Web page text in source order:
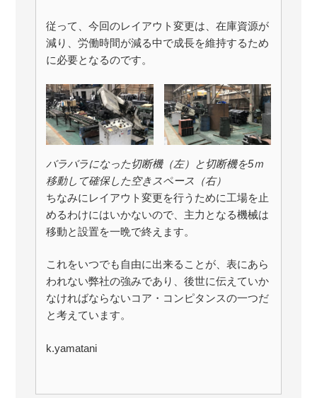
従って、今回のレイアウト変更は、在庫資源が
減り、労働時間が減る中で成長を維持するため
に必要となるのです。
バラバラになった切断機（左）と切断機を5ｍ
移動して確保した空きスペース（右）
ちなみにレイアウト変更を行うために工場を止
めるわけにはいかないので、主力となる機械は
移動と設置を一晩で終えます。
これをいつでも自由に出来ることが、表にあら
われない弊社の強みであり、後世に伝えていか
なければならないコア・コンピタンスの一つだ
と考えています。
k.yamatani